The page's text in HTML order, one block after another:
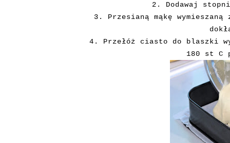
2. Dodawaj
3. Przesianą mąkę
4. Przełóż ciasto do blaszki
180 st C